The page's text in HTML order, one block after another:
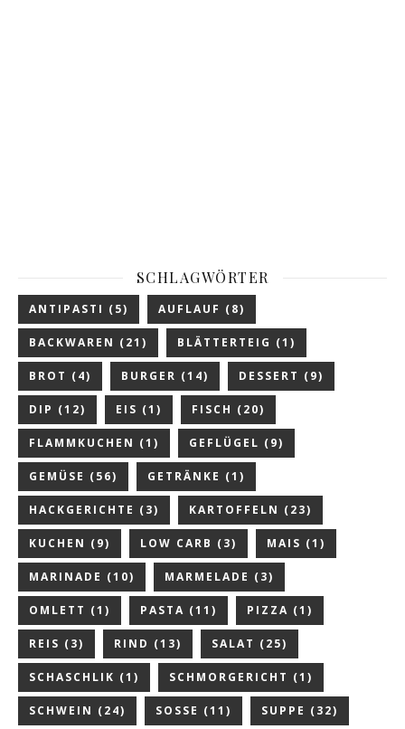
SCHLAGWÖRTER
ANTIPASTI (5) AUFLAUF (8)
BACKWAREN (21) BLÄTTERTEIG (1)
BROT (4) BURGER (14) DESSERT (9)
DIP (12) EIS (1) FISCH (20)
FLAMMKUCHEN (1) GEFLÜGEL (9)
GEMÜSE (56) GETRÄNKE (1)
HACKGERICHTE (3) KARTOFFELN (23)
KUCHEN (9) LOW CARB (3) MAIS (1)
MARINADE (10) MARMELADE (3)
OMLETT (1) PASTA (11) PIZZA (1)
REIS (3) RIND (13) SALAT (25)
SCHASCHLIK (1) SCHMORGERICHT (1)
SCHWEIN (24) SOSSE (11) SUPPE (32)